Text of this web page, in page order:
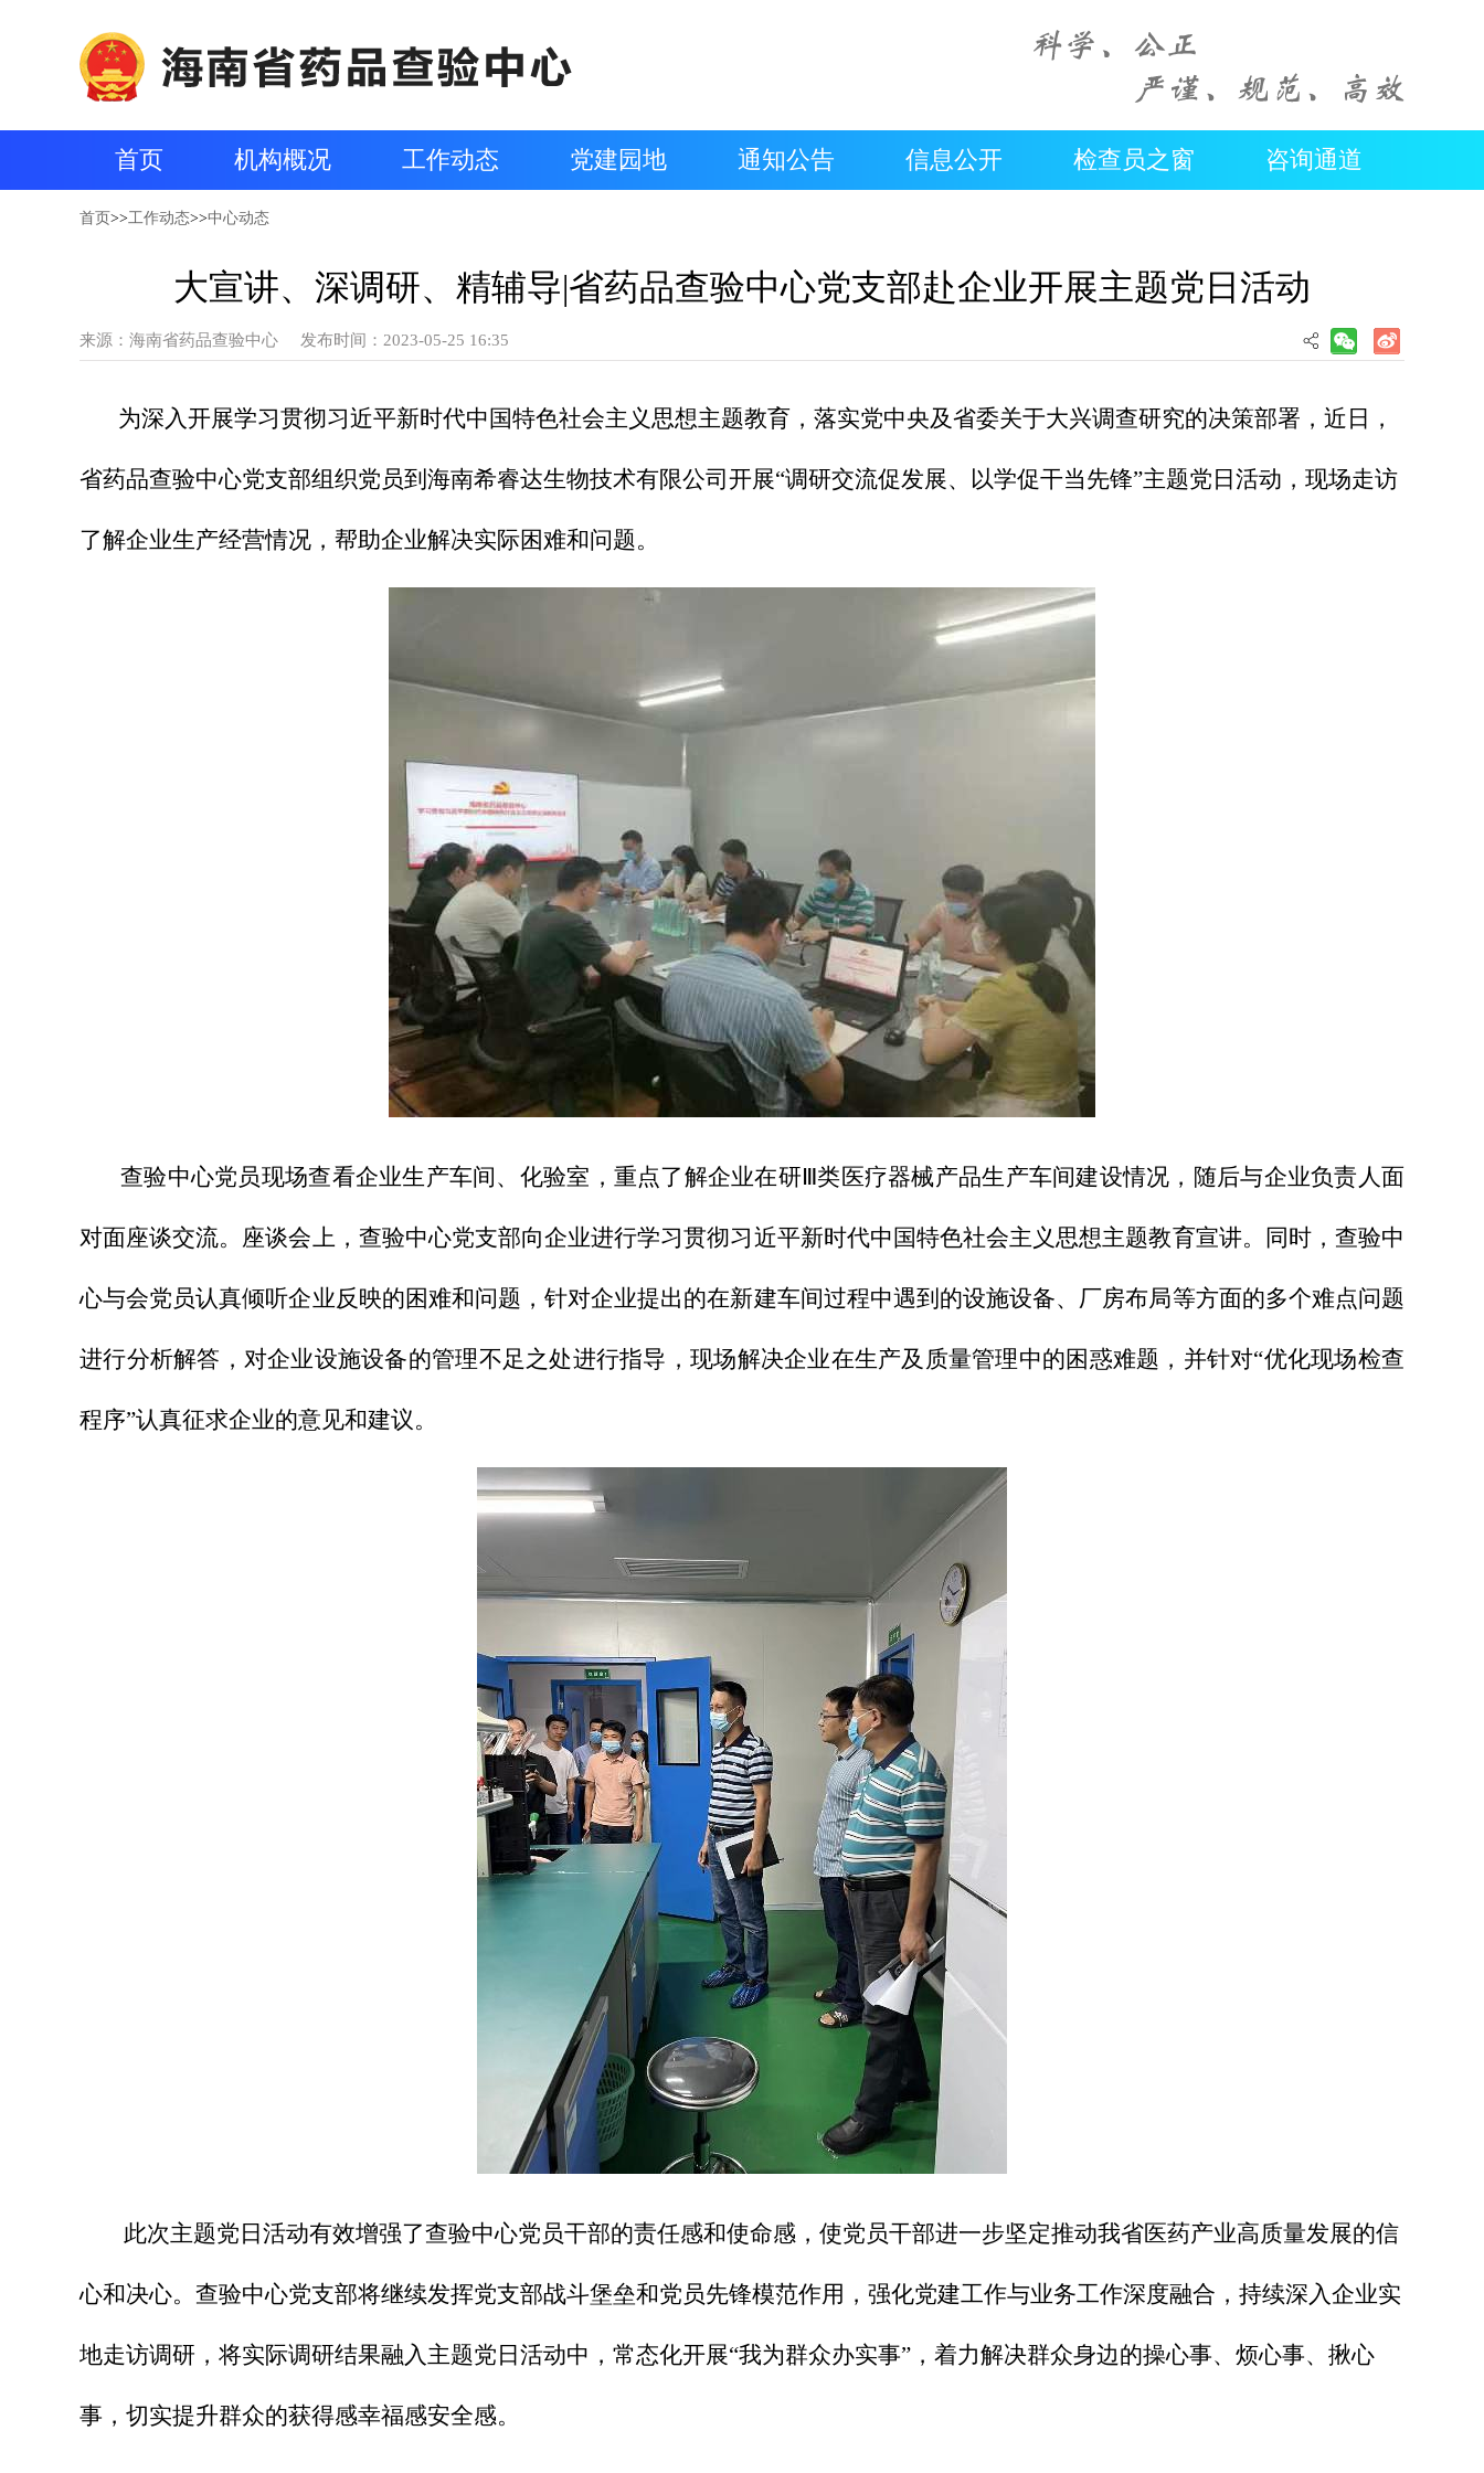
首页 机构概况 工作动态 党建园地 通知公告 信息公开 检查员之窗 咨询通道
首页 >>工作动态>>中心动态
大宣讲、深调研、精辅导|省药品查验中心党支部赴企业开展主题党日活动
来源： 海南省药品查验中心 发布时间：2023-05-25 16:35
为深入开展学习贯彻习近平新时代中国特色社会主义思想主题教育，落实党中央及省委关于大兴调查研究的决策部署，近日，
省药品查验中心党支部组织党员到海南希睿达生物技术有限公司开展“调研交流促发展、以学促干当先锋”主题党日活动，现场走访
了解企业生产经营情况，帮助企业解决实际困难和问题。
查验中心党员现场查看企业生产车间、化验室，重点了解企业在研Ⅲ类医疗器械产品生产车间建设情况，随后与企业负责人面
对面座谈交流。座谈会上，查验中心党支部向企业进行学习贯彻习近平新时代中国特色社会主义思想主题教育宣讲。同时，查验中
心与会党员认真倾听企业反映的困难和问题，针对企业提出的在新建车间过程中遇到的设施设备、厂房布局等方面的多个难点问题
进行分析解答，对企业设施设备的管理不足之处进行指导，现场解决企业在生产及质量管理中的困惑难题，并针对“优化现场检查
程序”认真征求企业的意见和建议。
此次主题党日活动有效增强了查验中心党员干部的责任感和使命感，使党员干部进一步坚定推动我省医药产业高质量发展的信
心和决心。查验中心党支部将继续发挥党支部战斗堡垒和党员先锋模范作用，强化党建工作与业务工作深度融合，持续深入企业实
地走访调研，将实际调研结果融入主题党日活动中，常态化开展“我为群众办实事”，着力解决群众身边的操心事、烦心事、揪心
事，切实提升群众的获得感幸福感安全感。